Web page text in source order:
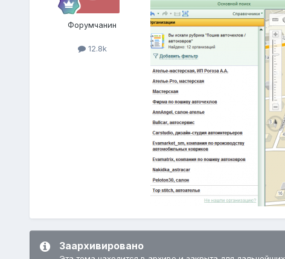
Форумчанин
12.8k
Заархивировано